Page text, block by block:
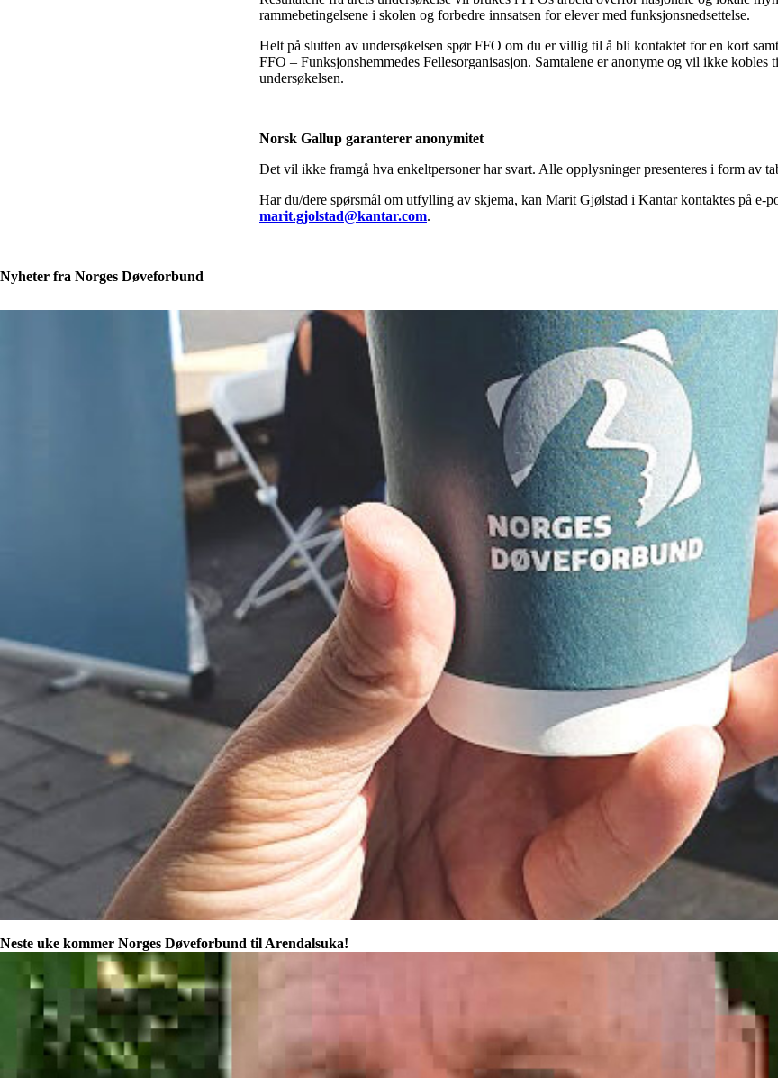
rammebetingelsene i skolen og forbedre innsatsen for elever med funksjonsnedsettelse.
Helt på slutten av undersøkelsen spør FFO om du er villig til å bli kontaktet for en kort
FFO – Funksjonshemmedes Fellesorganisasjon. Samtalene er anonyme og vil ikke kobles
undersøkelsen.
Norsk Gallup garanterer anonymitet
Det vil ikke framgå hva enkeltpersoner har svart. Alle opplysninger presenteres i form av
Har du/dere spørsmål om utfylling av skjema, kan Marit Gjølstad i Kantar kontaktes på
marit.gjolstad@kantar.com.
Nyheter fra Norges Døveforbund
Neste uke kommer Norges Døveforbund til Arendalsuka!